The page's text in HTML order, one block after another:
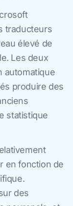
traducteurs
élevé de
Les deux
automatique
produire des
statistique
en fonction de
des